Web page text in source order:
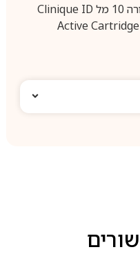
קליניק מבחנה לטיפול בעור מגורה 10 מל Clinique ID
Active